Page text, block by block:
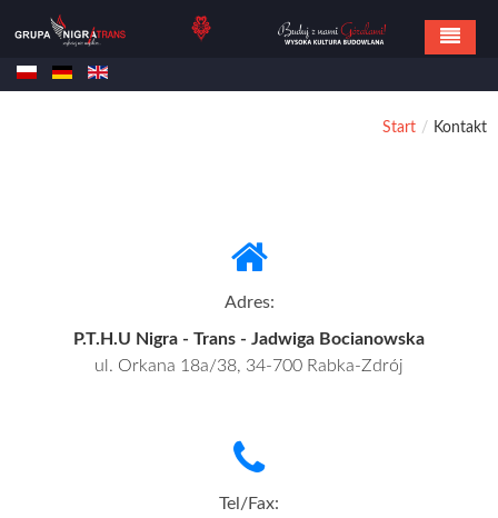
Start / Kontakt
Adres:
P.T.H.U Nigra - Trans - Jadwiga Bocianowska
ul. Orkana 18a/38, 34-700 Rabka-Zdrój
Tel/Fax: